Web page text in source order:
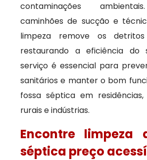
contaminações
caminhões de sucção e
limpeza remove os detritos
restaurando a eficiência do
serviço é essencial para
sanitários e manter o bom
fossa séptica em residências,
rurais e indústrias.
Encontre limpeza
séptica preço